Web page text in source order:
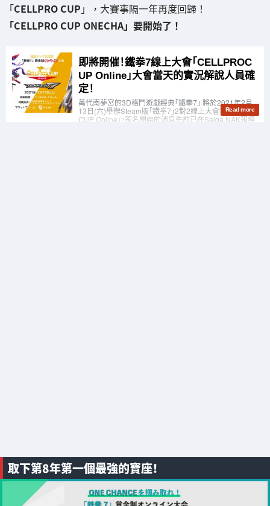
「CELLPRO CUP 」，大賽事隔一年再度回歸！
「CELLPRO CUP ONECHA」要開始了！
取下第8年第一個最強的寶座！